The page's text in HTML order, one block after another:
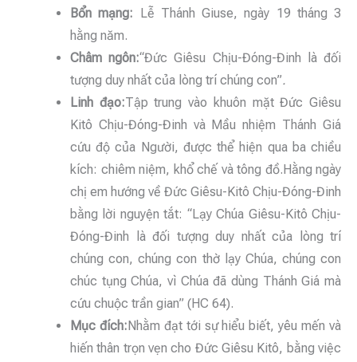
Bổn mạng:
Lễ Thánh Giuse, ngày 19 tháng 3
hằng năm.
Châm ngôn:“Đức Giêsu Chịu-Đóng-Đinh là đối
tượng duy nhất của lòng trí chúng con”.
Linh đạo:Tập trung vào khuôn mặt Đức Giêsu
Kitô Chịu-Đóng-Đinh và Mầu nhiệm Thánh Giá
cứu độ của Người, được thể hiện qua ba chiều
kích: chiêm niệm, khổ chế và tông đồ.Hằng ngày
chị em hướng về Đức Giêsu-Kitô Chịu-Đóng-Đinh
bằng lời nguyện tắt: “Lạy Chúa Giêsu-Kitô Chịu-
Đóng-Đinh là đối tượng duy nhất của lòng trí
chúng con, chúng con thờ lạy Chúa, chúng con
chúc tụng Chúa, vì Chúa đã dùng Thánh Giá mà
cứu chuộc trần gian” (HC 64).
Mục đích: Nhằm đạt tới sự hiểu biết, yêu mến và
hiến thân trọn vẹn cho Đức Giêsu Kitô, bằng việc